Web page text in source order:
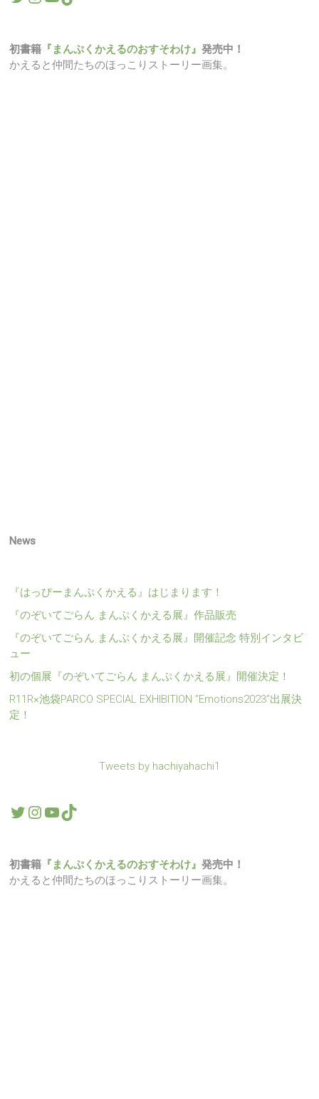
初書籍 『まんぷくかえるのおすそわけ』発売中！
かえると仲間たちのほっこりストーリー画集。
News
『はっぴーまんぷくかえる』はじまります！
『のぞいてごらん まんぷくかえる展』作品販売
『のぞいてごらん まんぷくかえる展』開催記念 特別インタビ
ュー
初の個展『のぞいてごらん まんぷくかえる展』開催決定！
R11R×池袋PARCO SPECIAL EXHIBITION ”Emotions2023”出展決
定！
Tweets by hachiyahachi1
Twitter
Instagram
YouTube
初書籍 『まんぷくかえるのおすそわけ』発売中！
かえると仲間たちのほっこりストーリー画集。